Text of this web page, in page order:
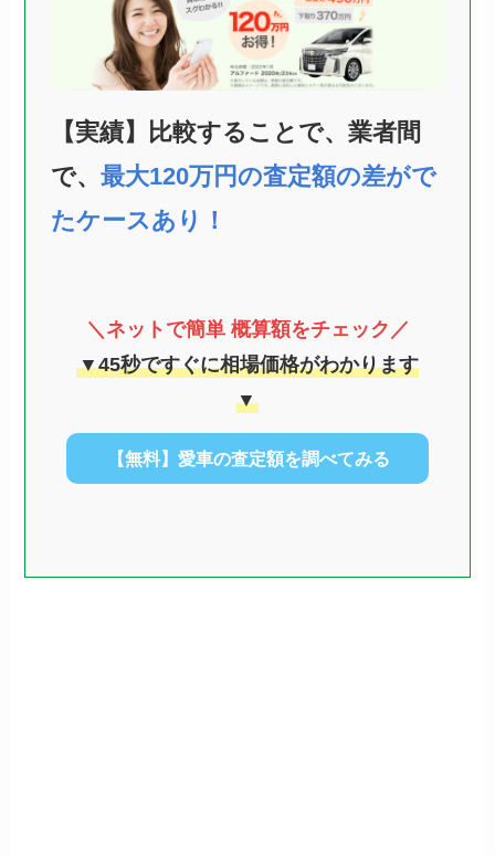
【実績】比較することで、業者間
で、 最大120万円の査定額の差がで
たケースあり！
＼ネットで簡単 概算額をチェック／
▼45秒ですぐに相場価格がわかります
▼
【無料】愛車の査定額を調べてみる